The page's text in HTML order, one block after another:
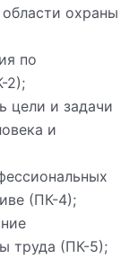
охраны
по
2);
цели и задачи
и
(ПК-4);
труда (ПК-5);